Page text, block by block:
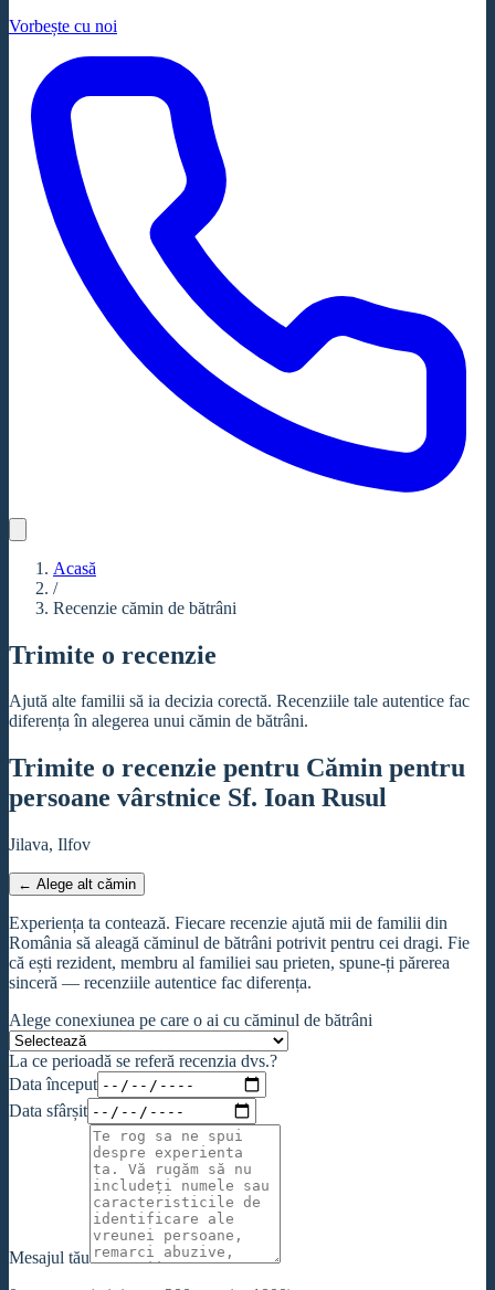
Vorbește cu noi
Acasă
/
Recenzie cămin de bătrâni
Trimite o recenzie
Ajută alte familii să ia decizia corectă. Recenziile tale autentice fac
diferența în alegerea unui cămin de bătrâni.
Trimite o recenzie pentru Cămin pentru
persoane vârstnice Sf. Ioan Rusul
Jilava, Ilfov
← Alege alt cămin
Experiența ta contează. Fiecare recenzie ajută mii de familii din
România să aleagă căminul de bătrâni potrivit pentru cei dragi. Fie
că ești rezident, membru al familiei sau prieten, spune-ți părerea
sinceră — recenziile autentice fac diferența.
Alege conexiunea pe care o ai cu căminul de bătrâni
La ce perioadă se referă recenzia dvs.?
Data început
Data sfârșit
Mesajul tău